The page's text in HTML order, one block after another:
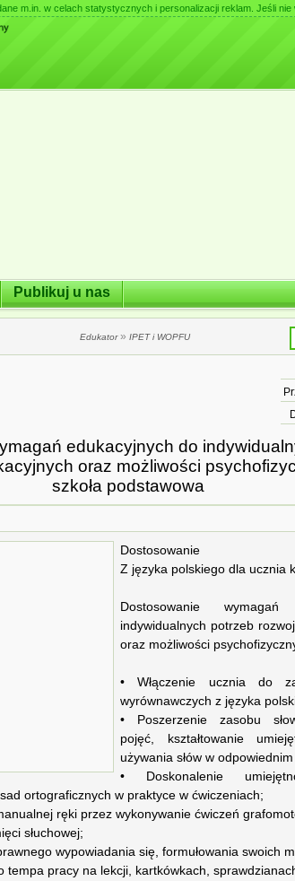
m.in. w celach statystycznych i personalizacji reklam. Jeśli
Publikuj u nas
Edukator» IPET i WOPFU
edukacyjnych do
oraz możliwości
szkoła podstawowa
Dostosowanie
Z języka polskiego dla ucznia
Dostosowanie
indywidualnych potrzeb
oraz możliwości
• Włączenie ucznia do
wyrównawczych z języka
• Poszerzenie zasobu
pojęć, kształtowanie
używania słów w
• Doskonalenie
ortograficznych w praktyce w ćwiczeniach;
ręki przez wykonywanie ćwiczeń
słuchowej;
wypowiadania się, formułowania swoich
tempa pracy na lekcji, kartkówkach,